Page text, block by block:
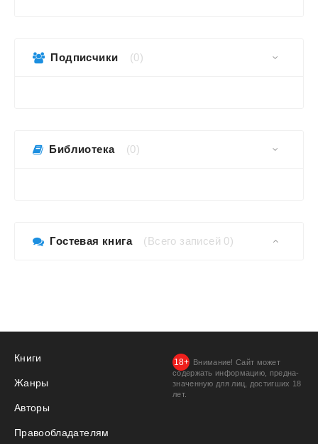
Библиотека (0)
Гостевая книга (Всего записей 0)
Подписчики (0)
Книги
Жанры
Авторы
Правообладателям
Внимание! Сайт может
содержать информацию, предна­
значенную для лиц, дости­гших 18
лет.